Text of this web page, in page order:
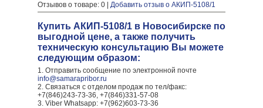
Отзывов о товаре: 0 | Добавить отзыв о АКИП-5108/1
Купить АКИП-5108/1 в Новосибирске по
выгодной цене, а также получить
техническую консультацию Вы можете
следующим образом:
1. Отправить сообщение по электронной почте
info@samarapribor.ru
2. Связаться с отделом продаж по тел/факс:
+7(846)243-73-36, +7(846)331-57-08
3. Viber Whatsapp: +7(962)603-73-36